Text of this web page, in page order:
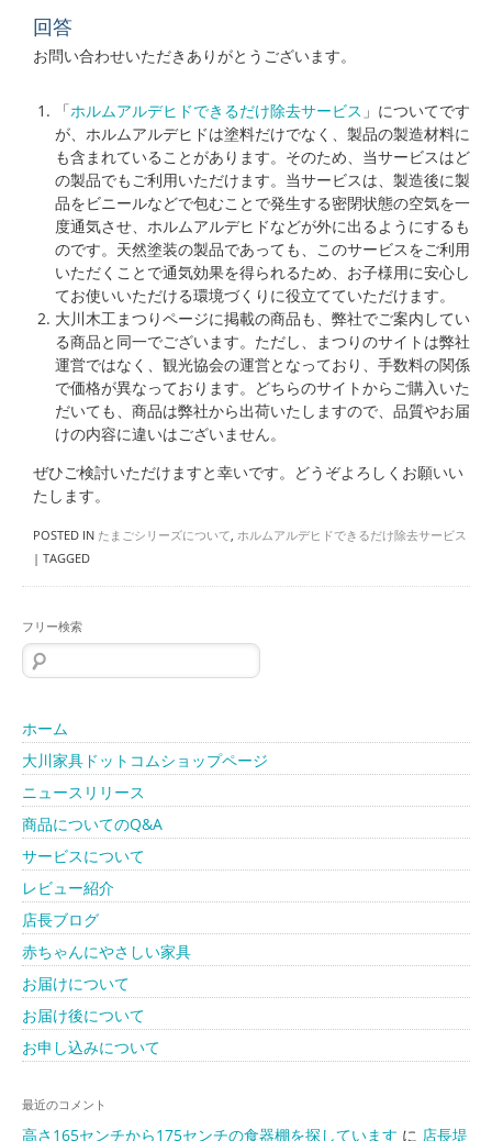
回答
お問い合わせいただきありがとうございます。
「ホルムアルデヒドできるだけ除去サービス 」についてです
が、ホルムアルデヒドは塗料だけでなく、製品の製造材料に
も含まれていることがあります。そのため、当サービスはど
の製品でもご利用いただけます。当サービスは、製造後に製
品をビニールなどで包むことで発生する密閉状態の空気を一
度通気させ、ホルムアルデヒドなどが外に出るようにするも
のです。天然塗装の製品であっても、このサービスをご利用
いただくことで通気効果を得られるため、お子様用に安心し
てお使いいただける環境づくりに役立てていただけます。
大川木工まつりページに掲載の商品も、弊社でご案内してい
る商品と同一でございます。ただし、まつりのサイトは弊社
運営ではなく、観光協会の運営となっており、手数料の関係
で価格が異なっております。どちらのサイトからご購入いた
だいても、商品は弊社から出荷いたしますので、品質やお届
けの内容に違いはございません。
ぜひご検討いただけますと幸いです。どうぞよろしくお願いい
たします。
POSTED IN たまごシリーズについて ホルムアルデヒドできるだけ除去サービス
| TAGGED
フリー検索
検
索:
ホーム
大川家具ドットコムショップページ
ニュースリリース
商品についてのQ&A
サービスについて
レビュー紹介
店長ブログ
赤ちゃんにやさしい家具
お届けについて
お届け後について
お申し込みについて
最近のコメント
高さ165センチから175センチの食器棚を探しています に 店長堤